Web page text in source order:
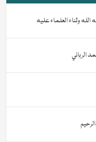
وثناء العلماء عليه
الرباني